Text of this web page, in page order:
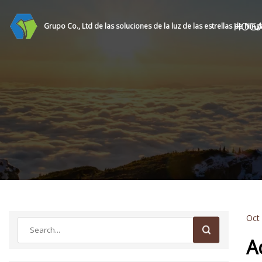
Grupo Co., Ltd de las soluciones de la luz de las estrellas de
Oct